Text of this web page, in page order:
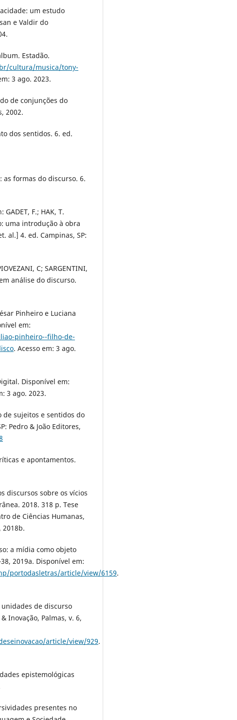
um estudo
e Valdir do
Estadão.
cultura/musica/tony-
3 ago. 2023.
de conjunções do
2002.
dos sentidos. 6. ed.
as formas do discurso. 6.
F.; HAK, T.
uma introdução à obra
al.] 4. ed. Campinas, SP:
C; SARGENTINI,
análise do discurso.
Pinheiro e Luciana
em:
pinheiro--filho-de-
. Acesso em: 3 ago.
Disponível em:
3 ago. 2023.
de sujeitos e sentidos do
Pedro & João Editores,
e apontamentos.
discursos sobre os vícios
2018. 318 p. Tese
de Ciências Humanas,
2018b.
a mídia como objeto
2019a. Disponível em:
portodasletras/article/view/6159.
unidades de discurso
Inovação, Palmas, v. 6,
article/view/929.
epistemológicas
presentes no